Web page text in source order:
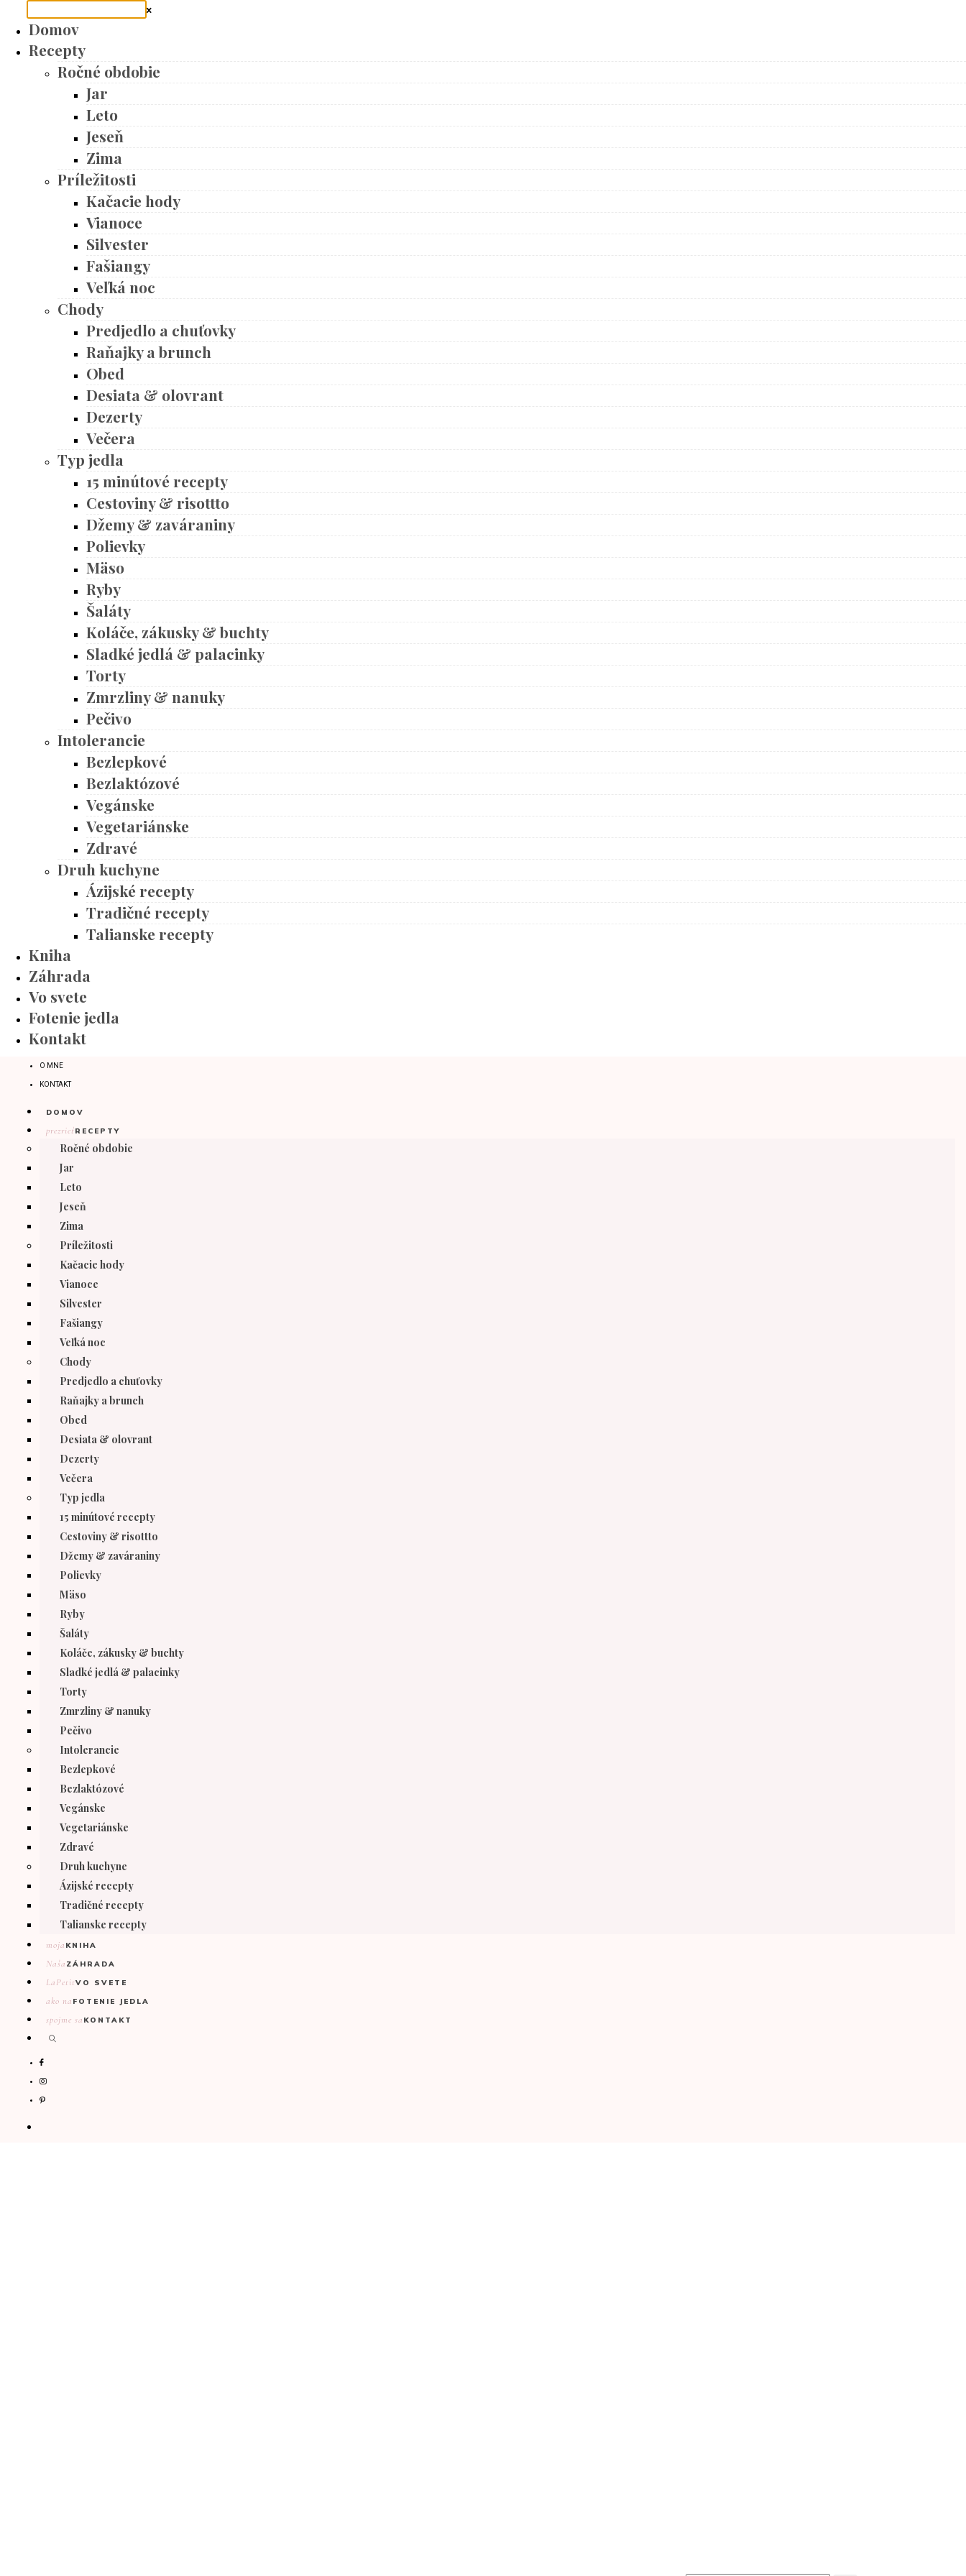
Domov
Recepty
Ročné obdobie
Jar
Leto
Jeseň
Zima
Príležitosti
Kačacie hody
Vianoce
Silvester
Fašiangy
Veľká noc
Chody
Predjedlo a chuťovky
Raňajky a brunch
Obed
Desiata & olovrant
Dezerty
Večera
Typ jedla
15 minútové recepty
Cestoviny & risottto
Džemy & zaváraniny
Polievky
Mäso
Ryby
Šaláty
Koláče, zákusky & buchty
Sladké jedlá & palacinky
Torty
Zmrzliny & nanuky
Pečivo
Intolerancie
Bezlepkové
Bezlaktózové
Vegánske
Vegetariánske
Zdravé
Druh kuchyne
Ázijské recepty
Tradičné recepty
Talianske recepty
Kniha
Záhrada
Vo svete
Fotenie jedla
Kontakt
O MNE
KONTAKT
DOMOV
prezrieťRECEPTY
Ročné obdobie
Jar
Leto
Jeseň
Zima
Príležitosti
Kačacie hody
Vianoce
Silvester
Fašiangy
Veľká noc
Chody
Predjedlo a chuťovky
Raňajky a brunch
Obed
Desiata & olovrant
Dezerty
Večera
Typ jedla
15 minútové recepty
Cestoviny & risottto
Džemy & zaváraniny
Polievky
Mäso
Ryby
Šaláty
Koláče, zákusky & buchty
Sladké jedlá & palacinky
Torty
Zmrzliny & nanuky
Pečivo
Intolerancie
Bezlepkové
Bezlaktózové
Vegánske
Vegetariánske
Zdravé
Druh kuchyne
Ázijské recepty
Tradičné recepty
Talianske recepty
moja KNIHA
Naša ZÁHRADA
LaPetitVO SVETE
ako na FOTENIE JEDLA
spojme sa KONTAKT